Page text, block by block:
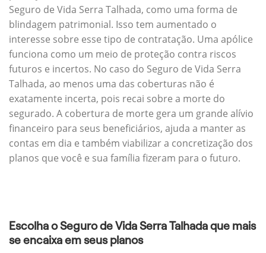
Seguro de Vida Serra Talhada, como uma forma de
blindagem patrimonial. Isso tem aumentado o
interesse sobre esse tipo de contratação. Uma apólice
funciona como um meio de proteção contra riscos
futuros e incertos. No caso do Seguro de Vida Serra
Talhada, ao menos uma das coberturas não é
exatamente incerta, pois recai sobre a morte do
segurado. A cobertura de morte gera um grande alívio
financeiro para seus beneficiários, ajuda a manter as
contas em dia e também viabilizar a concretização dos
planos que você e sua família fizeram para o futuro.
Escolha o Seguro de Vida Serra Talhada que mais
se encaixa em seus planos